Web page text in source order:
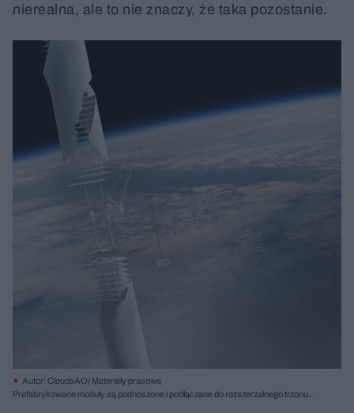
nierealna, ale to nie znaczy, że taka pozostanie.
Autor: CloudsAO/ Materiały prasowe
Prefabrykowane moduły są podnoszone i podłączane do rozszerzalnego trzonu,